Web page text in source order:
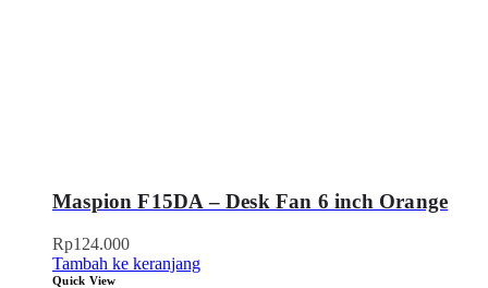
Maspion F15DA – Desk Fan 6 inch Orange
Rp124.000
Tambah ke keranjang
Quick View